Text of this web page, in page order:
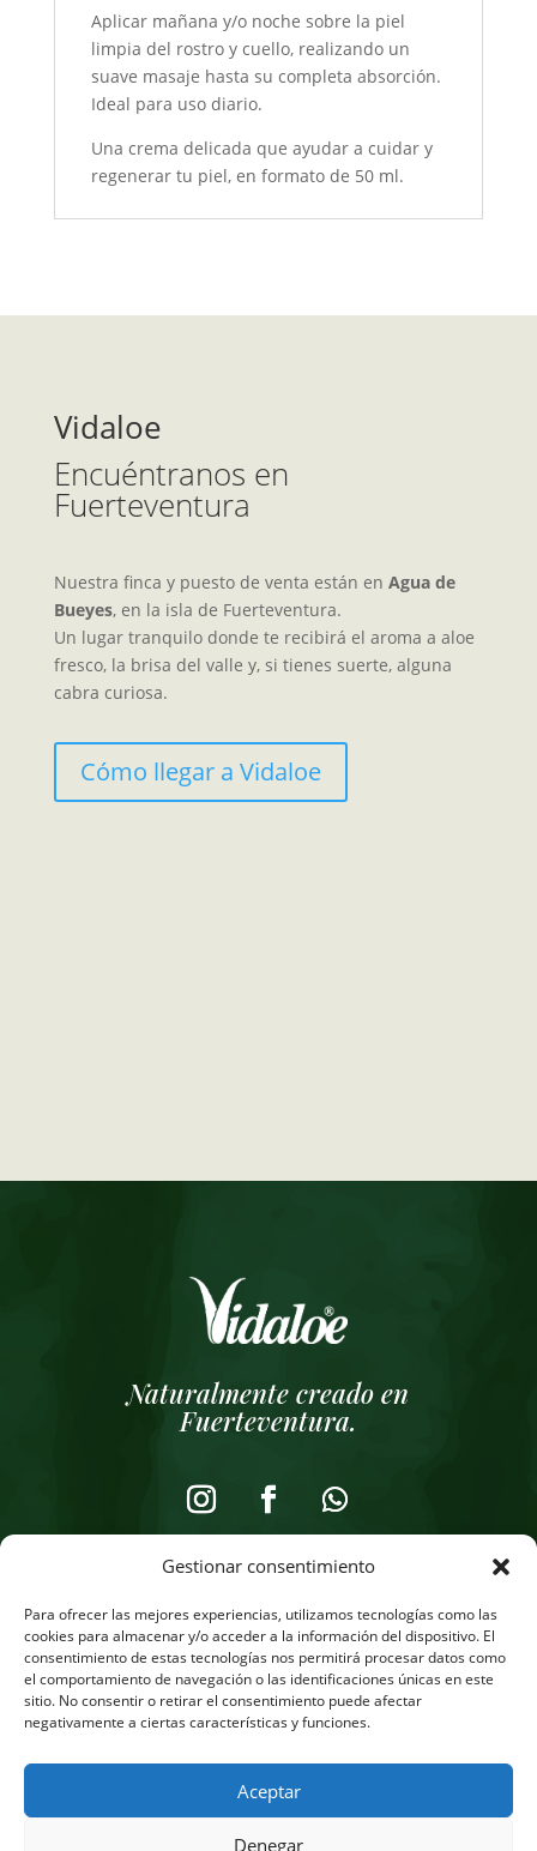
Gestionar consentimiento
Para ofrecer las mejores experiencias, utilizamos tecnologías como las
cookies para almacenar y/o acceder a la información del dispositivo. El
consentimiento de estas tecnologías nos permitirá procesar datos como
el comportamiento de navegación o las identificaciones únicas en este
sitio. No consentir o retirar el consentimiento puede afectar
negativamente a ciertas características y funciones.
Aceptar
Denegar
Aplicar mañana y/o noche sobre la piel
limpia del rostro y cuello, realizando un
suave masaje hasta su completa absorción.
Ideal para uso diario.
Una crema delicada que ayudar a cuidar y
regenerar tu piel, en formato de 50 ml.
Vidaloe
Encuéntranos en
Fuerteventura
Nuestra finca y puesto de venta están en Agua de
Bueyes, en la isla de Fuerteventura.
Un lugar tranquilo donde te recibirá el aroma a aloe
fresco, la brisa del valle y, si tienes suerte, alguna
cabra curiosa.
Cómo llegar a Vidaloe
Naturalmente creado en
Fuerteventura.
Política de privacidad
Política de cookies
Tienda online